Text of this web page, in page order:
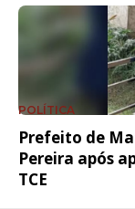
POLÍTICA
Prefeito de
Pereira após
TCE